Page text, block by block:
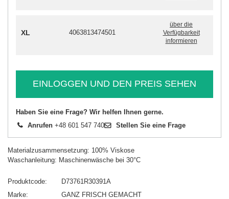
XL 4063813474501
über die
Verfügbarkeit
informieren
EINLOGGEN UND DEN PREIS SEHEN
Haben Sie eine Frage? Wir helfen Ihnen gerne.
Anrufen +48 601 547 740 Stellen Sie eine Frage
Materialzusammensetzung: 100% Viskose
Waschanleitung: Maschinenwäsche bei 30°C
Produktcode
D73761R30391A
Marke
GANZ FRISCH GEMACHT